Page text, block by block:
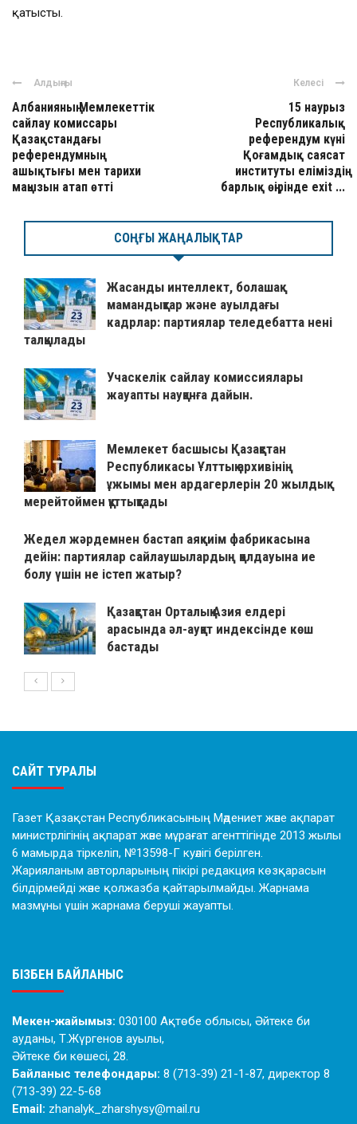
қатысты.
Алдыңғы
Албанияның Мемлекеттік
сайлау комиссары
Қазақстандағы
референдумның
ашықтығы мен тарихи
маңызын атап өтті
Келесі
15 наурыз
Республикалық
референдум күні
Қоғамдық саясат
институты еліміздің
барлық өңірінде exit ...
СОҢҒЫ ЖАҢАЛЫҚТАР
Жасанды интеллект, болашақ
мамандықтар және ауылдағы
кадрлар: партиялар теледебатта нені
талқылады
Учаскелік сайлау комиссиялары
жауапты науқанға дайын.
Мемлекет басшысы Қазақстан
Республикасы Ұлттық архивінің
ұжымы мен ардагерлерін 20 жылдық
мерейтоймен құттықтады
Жедел жәрдемнен бастап аяқкиім фабрикасына
дейін: партиялар сайлаушылардың қолдауына ие
болу үшін не істеп жатыр?
Қазақстан Орталық Азия елдері
арасында әл-ауқат индексінде көш
бастады
САЙТ ТУРАЛЫ
Газет Қазақстан Республикасының Мәдениет және ақпарат
министрлігінің ақпарат және мұрағат агенттігінде 2013 жылы
6 мамырда тіркеліп, №13598-Г куәлігі берілген.
Жарияланым авторларының пікірі редакция көзқарасын
білдірмейді және қолжазба қайтарылмайды. Жарнама
мазмұны үшін жарнама беруші жауапты.
БІЗБЕН БАЙЛАНЫС
Мекен-жайымыз: 030100 Ақтөбе облысы, Әйтеке би
ауданы, Т.Жүргенов ауылы,
Әйтеке би көшесі, 28.
Байланыс телефондары: 8 (713-39) 21-1-87, директор 8
(713-39) 22-5-68
Email: zhanalyk_zharshysy@mail.ru